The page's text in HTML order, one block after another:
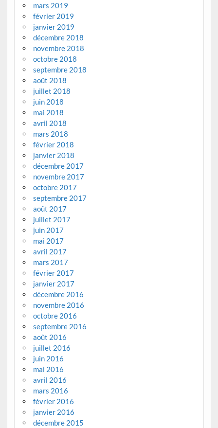
mars 2019
février 2019
janvier 2019
décembre 2018
novembre 2018
octobre 2018
septembre 2018
août 2018
juillet 2018
juin 2018
mai 2018
avril 2018
mars 2018
février 2018
janvier 2018
décembre 2017
novembre 2017
octobre 2017
septembre 2017
août 2017
juillet 2017
juin 2017
mai 2017
avril 2017
mars 2017
février 2017
janvier 2017
décembre 2016
novembre 2016
octobre 2016
septembre 2016
août 2016
juillet 2016
juin 2016
mai 2016
avril 2016
mars 2016
février 2016
janvier 2016
décembre 2015